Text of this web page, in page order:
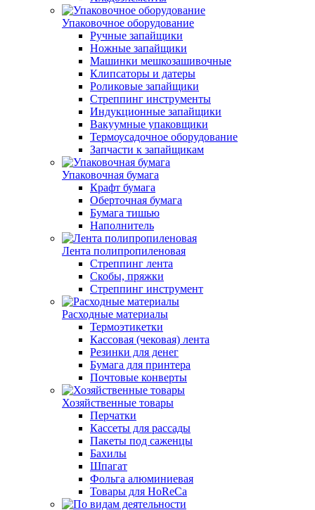
Упаковочное оборудование
Ручные запайщики
Ножные запайщики
Машинки мешкозашивочные
Клипсаторы и датеры
Роликовые запайщики
Стреппинг инструменты
Индукционные запайщики
Вакуумные упаковщики
Термоусадочное оборудование
Запчасти к запайщикам
Упаковочная бумага
Крафт бумага
Оберточная бумага
Бумага тишью
Наполнитель
Лента полипропиленовая
Стреппинг лента
Скобы, пряжки
Стреппинг инструмент
Расходные материалы
Термоэтикетки
Кассовая (чековая) лента
Резинки для денег
Бумага для принтера
Почтовые конверты
Хозяйственные товары
Перчатки
Кассеты для рассады
Пакеты под саженцы
Бахилы
Шпагат
Фольга алюминиевая
Товары для HoReCa